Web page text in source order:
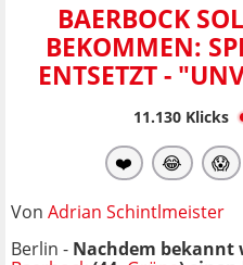
BAERBOCK
BEKOMMEN:
ENTSETZT -
11.130Klicks
❤️ 😂 😱
Von Adrian Schintlmeister
Berlin - Nachdem bekannt